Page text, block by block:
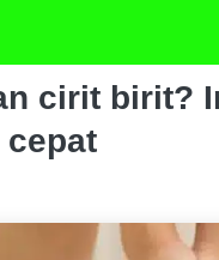
cirit birit?
cepat